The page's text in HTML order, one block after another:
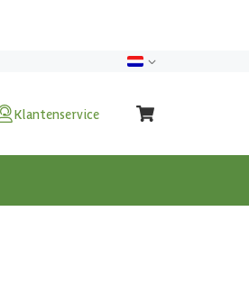
Klantenservice